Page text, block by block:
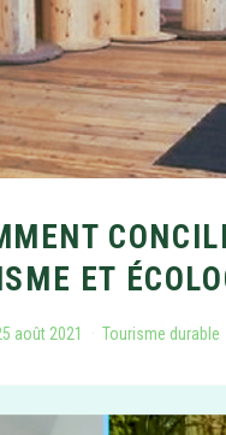
ET
août 2021 Tourisme durable